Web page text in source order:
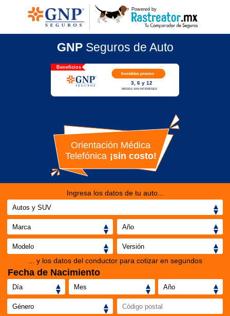
GNPSeguros de Auto
Ingresa los datos de tu auto...
... y los datos del conductor para cotizar en segundos
Fecha de Nacimiento